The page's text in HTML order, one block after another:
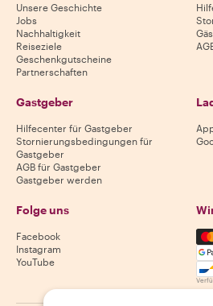
Unsere Geschichte
Jobs
Nachhaltigkeit
Reiseziele
Geschenkgutscheine
Partnerschaften
Gastgeber
Hilfecenter für Gastgeber
Stornierungsbedingungen für
Gastgeber
AGB für Gastgeber
Gastgeber werden
Folge uns
Facebook
Instagram
YouTube